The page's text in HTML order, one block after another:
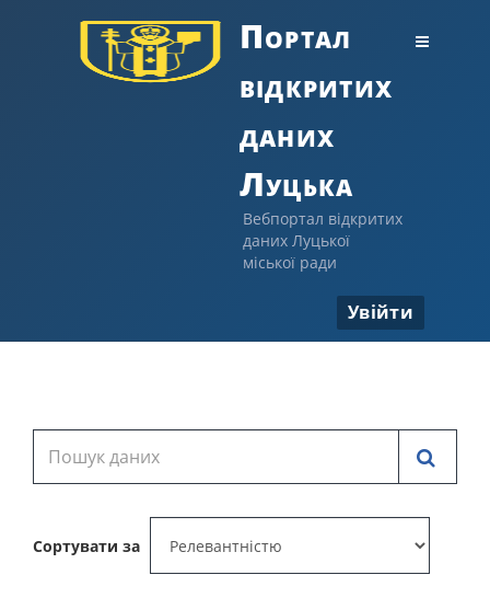
Портал
відкритих
даних
Луцька
Вебпортал відкритих
даних Луцької
міської ради
Увійти
Сортувати за